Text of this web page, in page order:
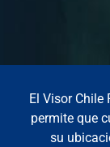
El Visor Chile
permite que
su